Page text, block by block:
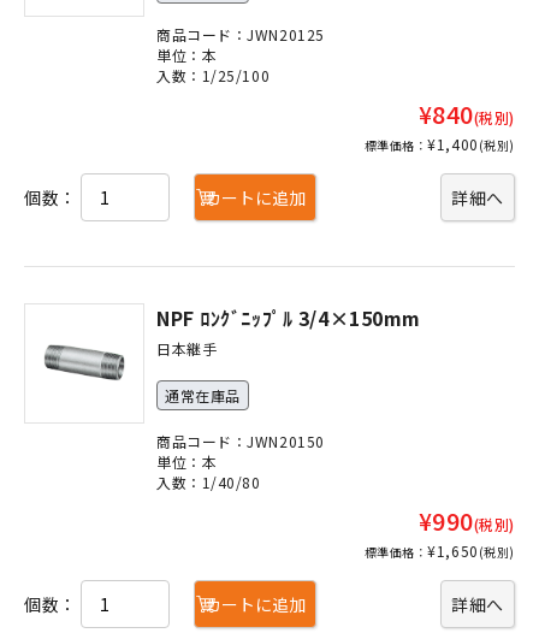
商品コード：JWN20125
単位：本
入数：1/25/100
¥840(税別)
標準価格：¥1,400 (税別)
詳細へ
個数： カートに追加
NPF ﾛﾝｸﾞﾆｯﾌﾟﾙ 3/4×150mm
日本継手
通常在庫品
商品コード：JWN20150
単位：本
入数：1/40/80
¥990(税別)
標準価格：¥1,650 (税別)
詳細へ
個数： カートに追加